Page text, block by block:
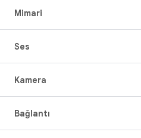
Mimari
Ses
Kamera
Bağlantı